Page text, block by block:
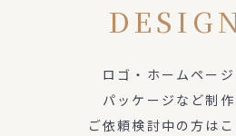
ロゴ・ホームページ
パッケージなど制作
ご依頼検討中の方はこ